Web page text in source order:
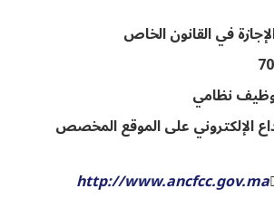
في القانون الخاص
70
نظامي
الإلكتروني على الموقع المخصص
http://www.ancfcc.gov.ma